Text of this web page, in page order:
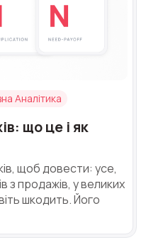
Аналітика
що це і як
щоб довести: усе,
продажів, у великих
шкодить. Його